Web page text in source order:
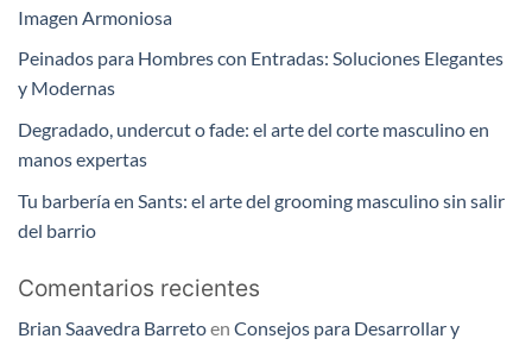
Imagen Armoniosa
Peinados para Hombres con Entradas: Soluciones Elegantes
y Modernas
Degradado, undercut o fade: el arte del corte masculino en
manos expertas
Tu barbería en Sants: el arte del grooming masculino sin salir
del barrio
Comentarios recientes
Brian Saavedra Barretoen Consejos para Desarrollar y